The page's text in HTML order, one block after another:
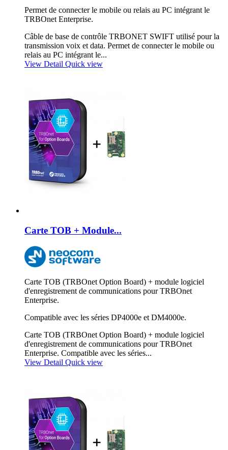
Permet de connecter le mobile ou relais au PC intégrant le
TRBOnet Enterprise.
Câble de base de contrôle TRBONET SWIFT utilisé pour la
transmission voix et data. Permet de connecter le mobile ou
relais au PC intégrant le...
View Detail Quick view
Carte TOB + Module...
Carte TOB (TRBOnet Option Board) + module logiciel
d'enregistrement de communications pour TRBOnet
Enterprise.
Compatible avec les séries DP4000e et DM4000e.
Carte TOB (TRBOnet Option Board) + module logiciel
d'enregistrement de communications pour TRBOnet
Enterprise. Compatible avec les séries...
View Detail Quick view